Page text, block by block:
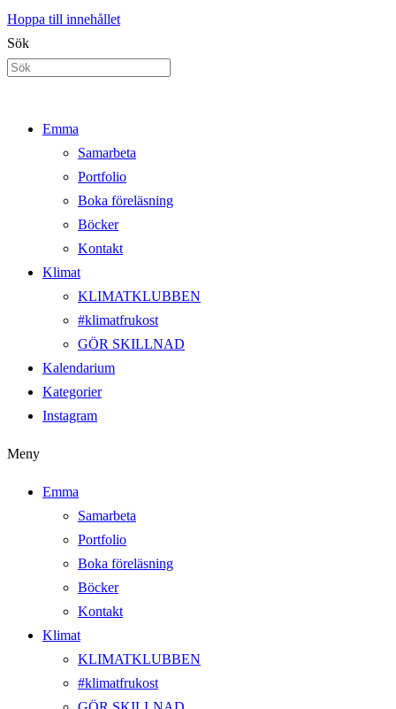
Hoppa till innehållet
Sök
Emma
Samarbeta
Portfolio
Boka föreläsning
Böcker
Kontakt
Klimat
KLIMATKLUBBEN
#klimatfrukost
GÖR SKILLNAD
Kalendarium
Kategorier
Instagram
Meny
Emma
Samarbeta
Portfolio
Boka föreläsning
Böcker
Kontakt
Klimat
KLIMATKLUBBEN
#klimatfrukost